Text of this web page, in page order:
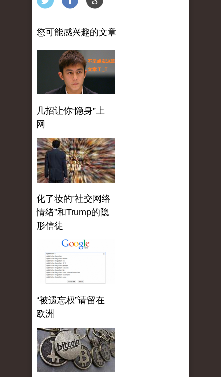
您可能感兴趣的文章
几招让你“隐身”上
网
化了妆的”社交网络
情绪”和Trump的隐
形信徒
“被遗忘权”请留在
欧洲